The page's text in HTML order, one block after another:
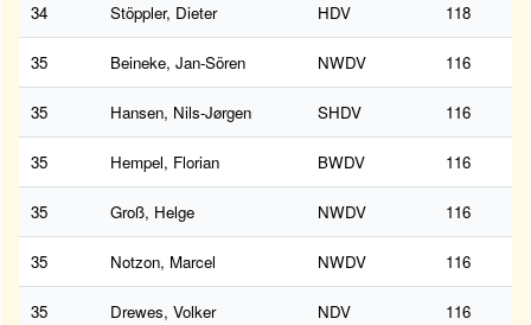
34 Stöppler, Dieter HDV 118
35 Beineke, Jan-Sören NWDV 116
35 Hansen, Nils-Jørgen SHDV 116
35 Hempel, Florian BWDV 116
35 Groß, Helge NWDV 116
35 Notzon, Marcel NWDV 116
35 Drewes, Volker NDV 116